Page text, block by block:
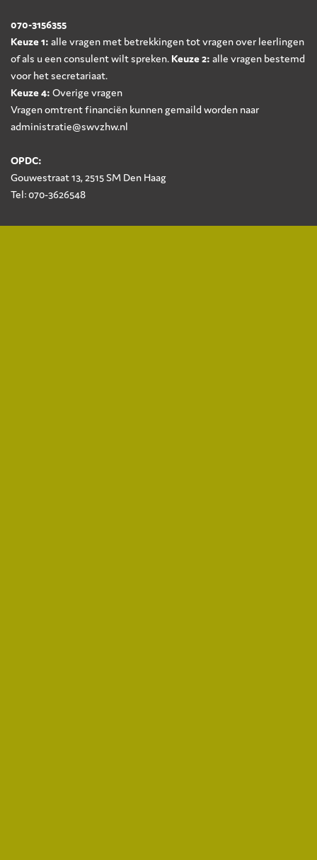
070-3156355
Keuze 1: alle vragen met betrekkingen tot vragen over leerlingen
of als u een consulent wilt spreken. Keuze 2: alle vragen bestemd
voor het secretariaat.
Keuze 4: Overige vragen
Vragen omtrent financiën kunnen gemaild worden naar
administratie@swvzhw.nl
OPDC:
Gouwestraat 13, 2515 SM Den Haag
Tel: 070-3626548